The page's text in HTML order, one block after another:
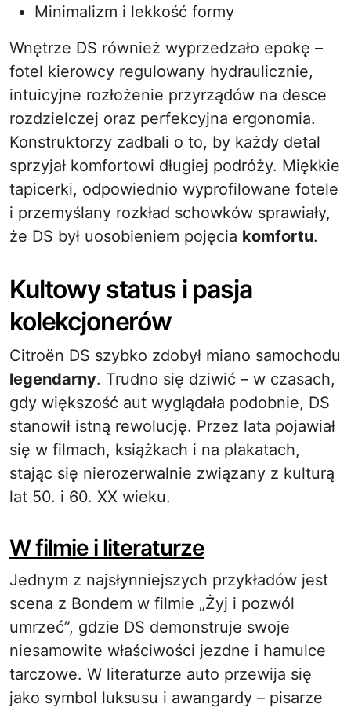
Minimalizm i lekkość formy
Wnętrze DS również wyprzedzało epokę –
fotel kierowcy regulowany hydraulicznie,
intuicyjne rozłożenie przyrządów na desce
rozdzielczej oraz perfekcyjna ergonomia.
Konstruktorzy zadbali o to, by każdy detal
sprzyjał komfortowi długiej podróży. Miękkie
tapicerki, odpowiednio wyprofilowane fotele
i przemyślany rozkład schowków sprawiały,
że DS był uosobieniem pojęcia komfortu.
Kultowy status i pasja
kolekcjonerów
Citroën DS szybko zdobył miano samochodu
legendarny. Trudno się dziwić – w czasach,
gdy większość aut wyglądała podobnie, DS
stanowił istną rewolucję. Przez lata pojawiał
się w filmach, książkach i na plakatach,
stając się nierozerwalnie związany z kulturą
lat 50. i 60. XX wieku.
W filmie i literaturze
Jednym z najsłynniejszych przykładów jest
scena z Bondem w filmie „Żyj i pozwól
umrzeć”, gdzie DS demonstruje swoje
niesamowite właściwości jezdne i hamulce
tarczowe. W literaturze auto przewija się
jako symbol luksusu i awangardy – pisarze